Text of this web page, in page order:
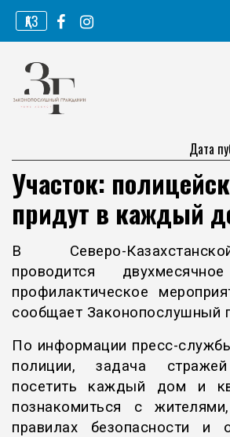
Перейти
содержимому
ҚАЗ
Законопослушный
Дата
Участок:
придут в каждый
В Северо-
проводится
профилактическое
сообщает Законопослушный
По информации пресс-
полиции, задача
посетить каждый дом и
познакомиться с
правилах безопасности и